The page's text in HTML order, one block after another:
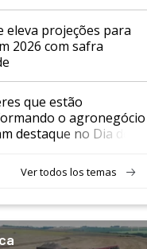
eleva projeções para
2026 com safra
que estão
o agronegócio
destaque no Dia do
Ver todos los temas